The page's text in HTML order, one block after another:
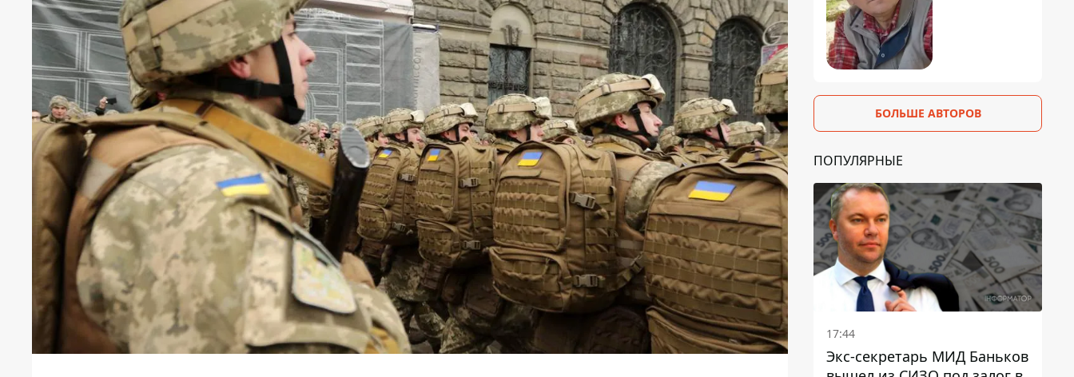
БОЛЬШЕ АВТОРОВ
ПОПУЛЯРНЫЕ
17:44
Экс-секретарь МИД Баньков